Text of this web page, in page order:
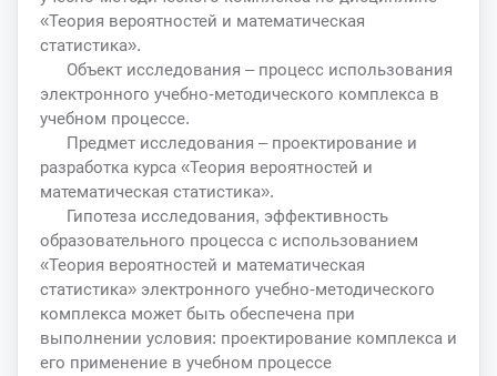
«Теория вероятностей и математическая
статистика».
Объект исследования – процесс использования
электронного учебно-методического комплекса в
учебном процессе.
Предмет исследования – проектирование и
разработка курса «Теория вероятностей и
математическая статистика».
Гипотеза исследования, эффективность
образовательного процесса с использованием
«Теория вероятностей и математическая
статистика» электронного учебно-методического
комплекса может быть обеспечена при
выполнении условия: проектирование комплекса и
его применение в учебном процессе